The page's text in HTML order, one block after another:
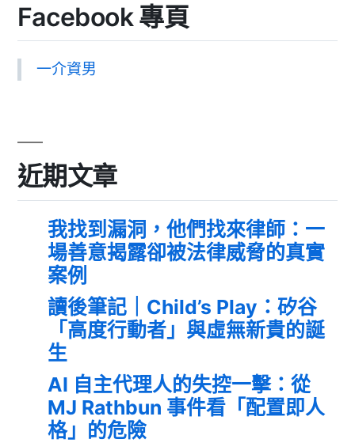
Facebook 專頁
一介資男
近期文章
我找到漏洞，他們找來律師：一
場善意揭露卻被法律威脅的真實
案例
讀後筆記｜Child’s Play：矽谷
「高度行動者」與虛無新貴的誕
生
AI 自主代理人的失控一擊：從
MJ Rathbun 事件看「配置即人
格」的危險